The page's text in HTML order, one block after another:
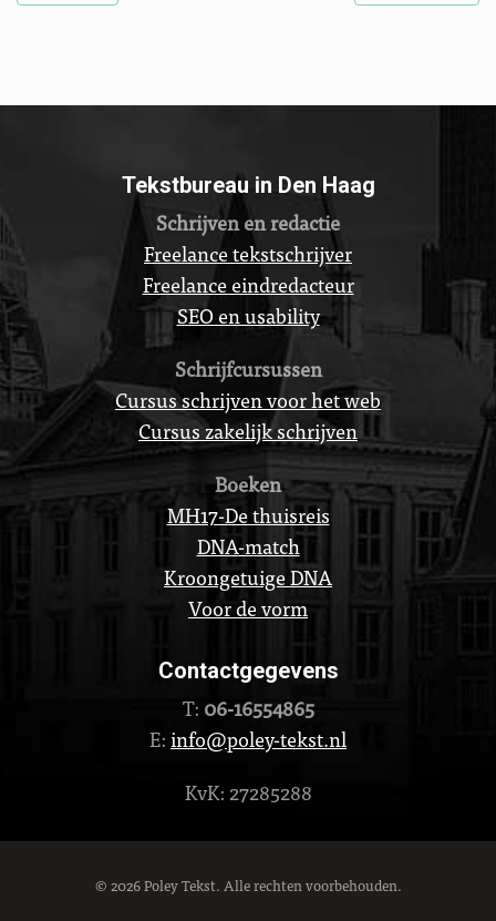
Tekstbureau in Den Haag
Schrijven en redactie
Freelance tekstschrijver
Freelance eindredacteur
SEO en usability
Schrijfcursussen
Cursus schrijven voor het web
Cursus zakelijk schrijven
Boeken
MH17-De thuisreis
DNA-match
Kroongetuige DNA
Voor de vorm
Contactgegevens
T: 06-16554865
E:info@poley-tekst.nl
KvK: 27285288
© 2026 Poley Tekst. Alle rechten voorbehouden.